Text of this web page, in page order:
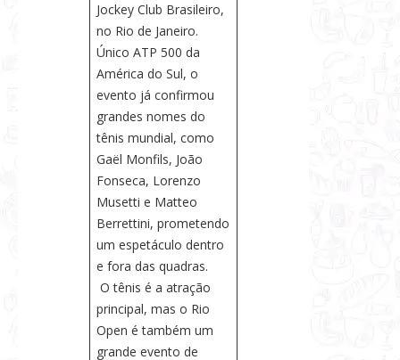
Jockey Club Brasileiro,
no Rio de Janeiro.
Único ATP 500 da
América do Sul, o
evento já confirmou
grandes nomes do
tênis mundial, como
Gaël Monfils, João
Fonseca, Lorenzo
Musetti e Matteo
Berrettini, prometendo
um espetáculo dentro
e fora das quadras.
O tênis é a atração
principal, mas o Rio
Open é também um
grande evento de